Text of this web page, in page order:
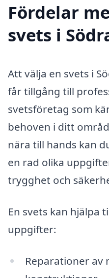
Fördelar
svets i
Att välja en svets i
får tillgång till
svetsföretag som
behoven i ditt
nära till hands kan
en rad olika
trygghet och
En svets kan hjälpa
uppgifter:
Reparationer av